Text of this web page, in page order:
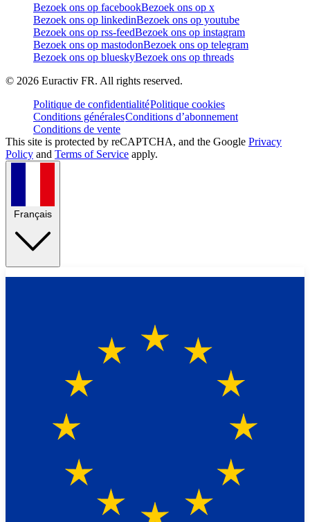
Bezoek ons op facebookBezoek ons op x
Bezoek ons op linkedinBezoek ons op youtube
Bezoek ons op rss-feedBezoek ons op instagram
Bezoek ons op mastodonBezoek ons op telegram
Bezoek ons op blueskyBezoek ons op threads
© 2026 Euractiv FR. All rights reserved.
Politique de confidentialitéPolitique cookies
Conditions généralesConditions d’abonnement
Conditions de vente
This site is protected by reCAPTCHA, and the Google Privacy
Policy and Terms of Service apply.
Français